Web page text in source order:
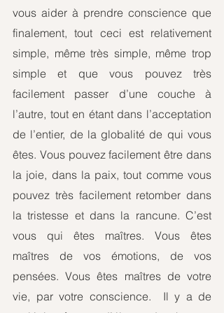
vous aider à prendre conscience que
finalement, tout ceci est relativement
simple, même très simple, même trop
simple et que vous pouvez très
facilement passer d’une couche à
l’autre, tout en étant dans l’acceptation
de l’entier, de la globalité de qui vous
êtes. Vous pouvez facilement être dans
la joie, dans la paix, tout comme vous
pouvez très facilement retomber dans
la tristesse et dans la rancune. C’est
vous qui êtes maîtres. Vous êtes
maîtres de vos émotions, de vos
pensées. Vous êtes maîtres de votre
vie, par votre conscience.  Il y a de